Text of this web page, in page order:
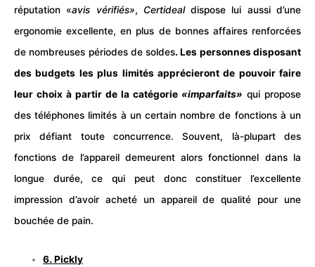
réputation «avis vérifiés», Certidealdispose lui aussi d’une
ergonomie excellente, en plus de bonnes affaires renforcées
de nombreuses périodes de soldes. Les personnes disposant
des budgets les plus limités apprécieront de pouvoir faire
leur choix à partir de la catégorie «imparfaits» qui propose
des téléphones limités à un certain nombre de fonctions à un
prix défiant toute concurrence. Souvent, là-plupart des
fonctions de l’appareil demeurent alors fonctionnel dans la
longue durée, ce qui peut donc constituer l’excellente
impression d’avoir acheté un appareil de qualité pour une
bouchée de pain.
6.Pickly